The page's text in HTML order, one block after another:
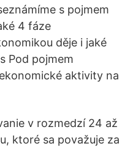
s pojmem
4 fáze
děje i jaké
Pod pojmem
aktivity na
v rozmedzí 24 až
ktoré sa považuje za